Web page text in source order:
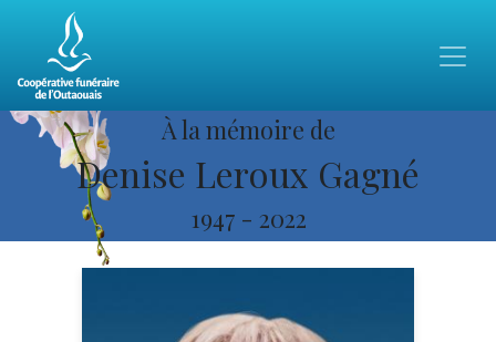
À la mémoire de
Denise Leroux Gagné
1947 - 2022